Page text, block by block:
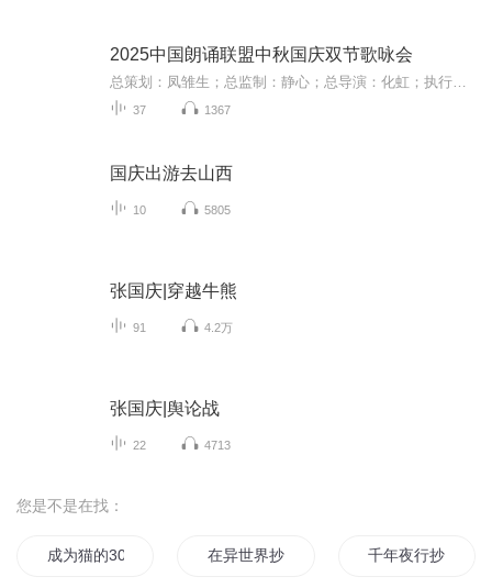
2025中国朗诵联盟中秋国庆双节歌咏会
37 1367
国庆出游去山西
10 5805
张国庆|穿越牛熊
91 4.2万
张国庆|舆论战
22 4713
您是不是在找：
成为猫的30天 在异世界抄书的那些日子千年夜行抄